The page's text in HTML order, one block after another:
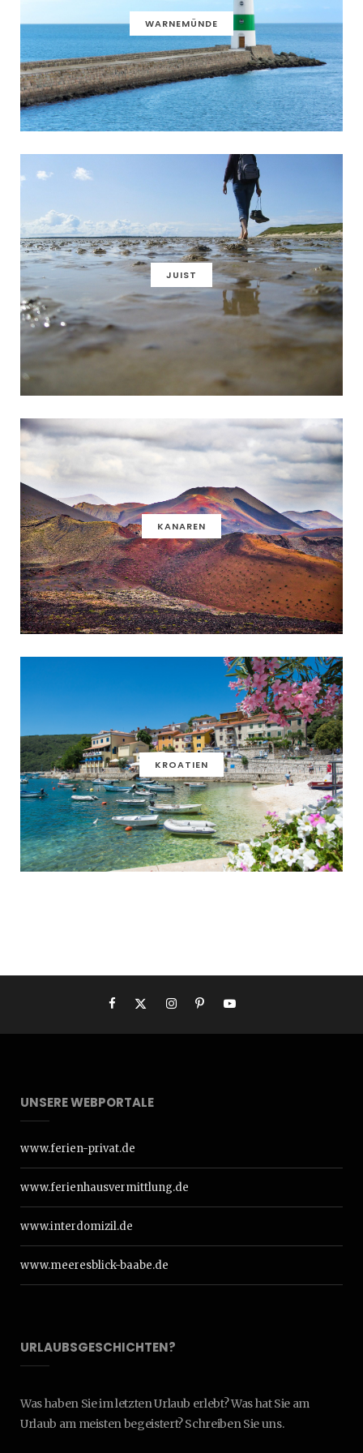
WARNEMÜNDE
JUIST
KANAREN
KROATIEN
UNSERE WEBPORTALE
www.ferien-privat.de
www.ferienhausvermittlung.de
www.interdomizil.de
www.meeresblick-baabe.de
URLAUBSGESCHICHTEN?
Was haben Sie im letzten Urlaub erlebt? Was hat Sie am
Urlaub am meisten begeistert? Schreiben Sie uns.